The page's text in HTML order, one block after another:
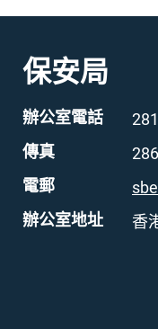
保安局
辦公室電話
傳真
電郵
辦公室地址 香